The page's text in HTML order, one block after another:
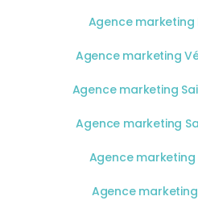
Agence marketing
Agence marketing
Agence marketing
Agence marketing
Agence marketing
Agence